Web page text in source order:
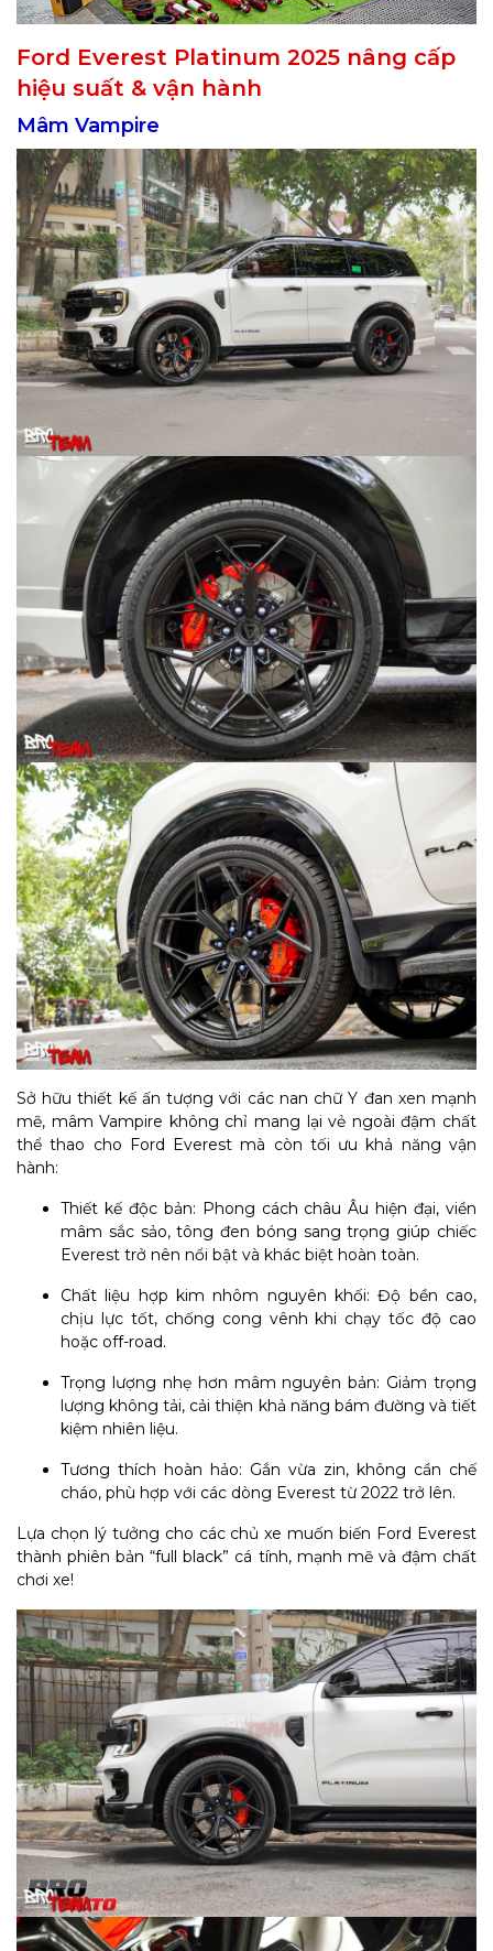
Ford Everest Platinum 2025 nâng cấp
hiệu suất & vận hành
Mâm Vampire
Sở hữu thiết kế ấn tượng với các nan chữ Y đan xen mạnh
mẽ, mâm Vampire không chỉ mang lại vẻ ngoài đậm chất
thể thao cho Ford Everest mà còn tối ưu khả năng vận
hành:
Thiết kế độc bản: Phong cách châu Âu hiện đại, viền
mâm sắc sảo, tông đen bóng sang trọng giúp chiếc
Everest trở nên nổi bật và khác biệt hoàn toàn.
Chất liệu hợp kim nhôm nguyên khối: Độ bền cao,
chịu lực tốt, chống cong vênh khi chạy tốc độ cao
hoặc off-road.
Trọng lượng nhẹ hơn mâm nguyên bản: Giảm trọng
lượng không tải, cải thiện khả năng bám đường và tiết
kiệm nhiên liệu.
Tương thích hoàn hảo: Gắn vừa zin, không cần chế
cháo, phù hợp với các dòng Everest từ 2022 trở lên.
Lựa chọn lý tưởng cho các chủ xe muốn biến Ford Everest
thành phiên bản “full black” cá tính, mạnh mẽ và đậm chất
chơi xe!